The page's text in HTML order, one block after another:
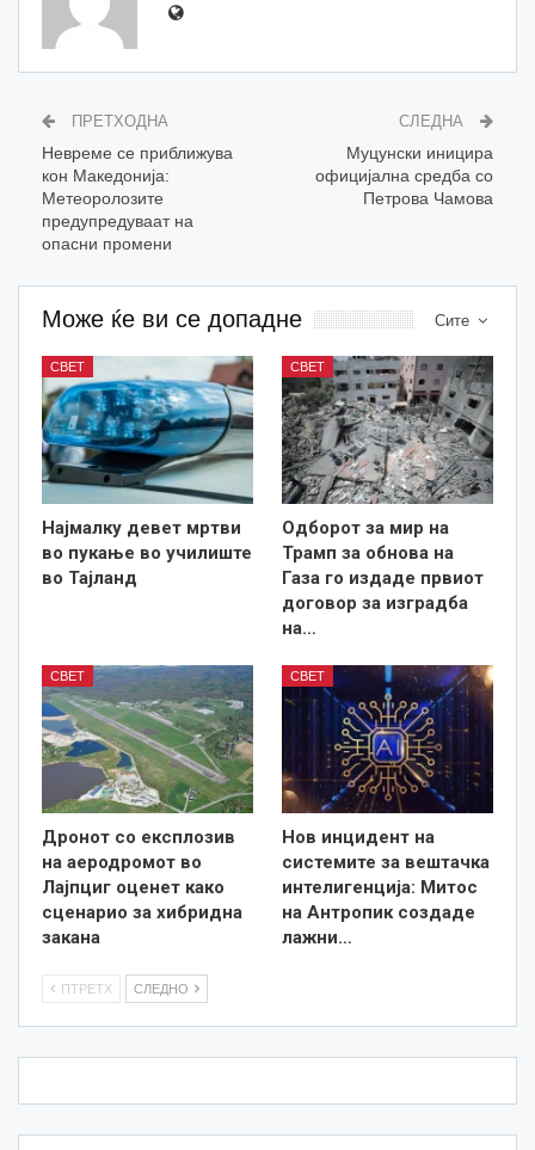
ПРЕТХОДНА
Невреме се приближува
кон Македонија:
Метеоролозите
предупредуваат на
опасни промени
СЛЕДНА
Муцунски иницира
официјална средба со
Петрова Чамова
Сите
Може ќе ви се допадне
СВЕТ
Најмалку девет мртви
во пукање во училиште
во Тајланд
СВЕТ
Одборот за мир на
Трамп за обнова на
Газа го издаде првиот
договор за изградба
на…
СВЕТ
Дронот со експлозив
на аеродромот во
Лајпциг оценет како
сценарио за хибридна
закана
СВЕТ
Нов инцидент на
системите за вештачка
интелигенција: Митос
на Антропик создаде
лажни…
ПТРЕТХ СЛЕДНО